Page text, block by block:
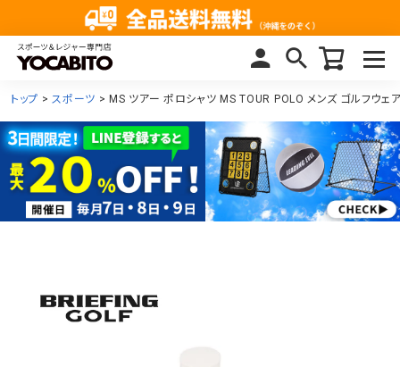
トップ スポーツ MS ツアー ポロシャツ MS TOUR POLO メンズ ゴルフウ